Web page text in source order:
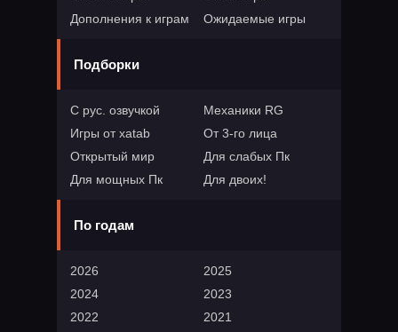
Дополнения к играм
Ожидаемые игры
Подборки
С рус. озвучкой
Механики RG
Игры от xatab
От 3-го лица
Открытый мир
Для слабых Пк
Для мощных Пк
Для двоих!
По годам
2026
2025
2024
2023
2022
2021